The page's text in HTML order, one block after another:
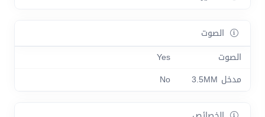
الصوت
الصوت
Yes
مدخل 3.5MM
No